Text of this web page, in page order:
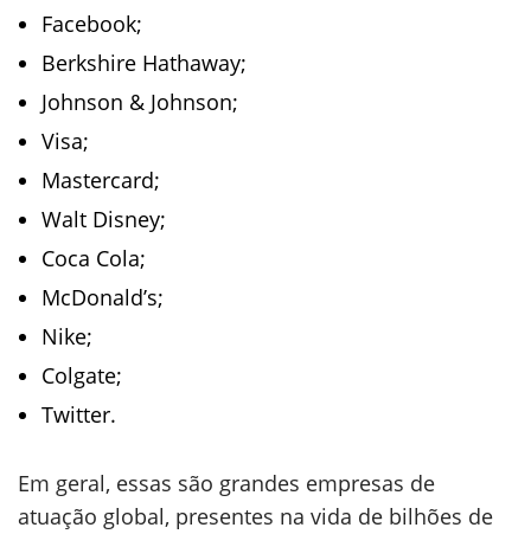
Facebook;
Berkshire Hathaway;
Johnson & Johnson;
Visa;
Mastercard;
Walt Disney;
Coca Cola;
McDonald’s;
Nike;
Colgate;
Twitter.
Em geral, essas são grandes empresas de
atuação global, presentes na vida de bilhões de